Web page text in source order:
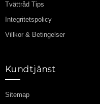
Tvättråd Tips
Integritetspolicy
Villkor & Betingelser
Kundtjänst
Sitemap